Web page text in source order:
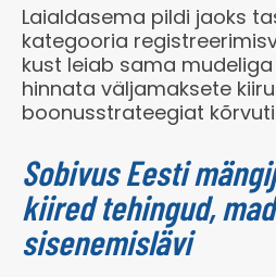
Laialdasema pildi jaoks
kategooria
kust leiab sama
hinnata väljamaksete
boonusstrateegiat
Sobivus Eesti
kiired tehingud,
sisenemislävi